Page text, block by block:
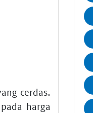
cerdas.
harga